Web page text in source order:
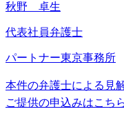
秋野 卓生
代表社員弁護士
パートナー東京事務所
本件の弁護士による見
ご提供の申込みはこち